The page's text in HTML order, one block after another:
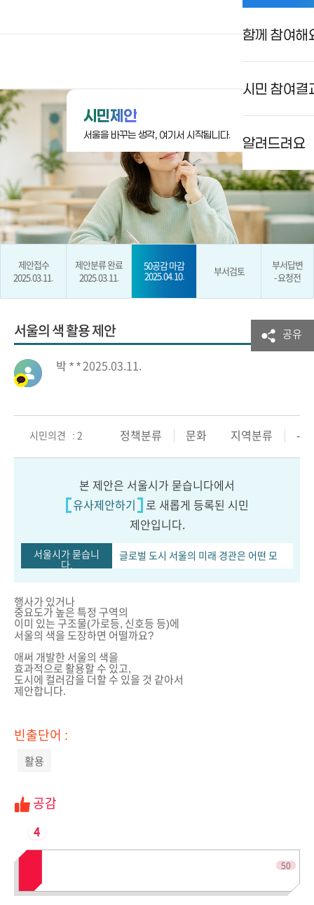
로그인
함께 참여해
시민 참여결
알려드려요
시민제안
서울을 바꾸는 생각, 여기서 시작됩니다.
제안접수
2025.03.11.
제안분류 완료
2025.03.11.
50공감 마감
2025.04.10.
부서검토
부서답변
- 요청전
서울의 색 활용 제안 공유
박 * * 2025.03.11.
시민의견 : 2 지역분류 -
정책분류 문화
본 제안은 서울시가 묻습니다에서
유사제안하기
로 새롭게 등록된 시민
제안입니다.
서울시가 묻습니
다.
글로벌 도시 서울의 미래 경관은 어떤 모
습이어야 할까요...
행사가 있거나
중요도가 높은 특정 구역의
이미 있는 구조물(가로등, 신호등 등)에
서울의 색을 도장하면 어떨까요?
애써 개발한 서울의 색을
효과적으로 활용할 수 있고,
도시에 컬러감을 더할 수 있을 것 같아서
제안합니다.
빈출단어 :
활용
공감
4
50